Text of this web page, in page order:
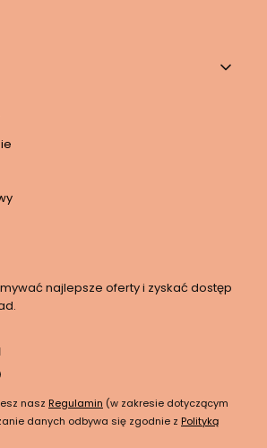
najlepsze oferty i zyskać dostęp
nasz Regulamin (w zakresie dotyczącym
danych odbywa się zgodnie z Polityką